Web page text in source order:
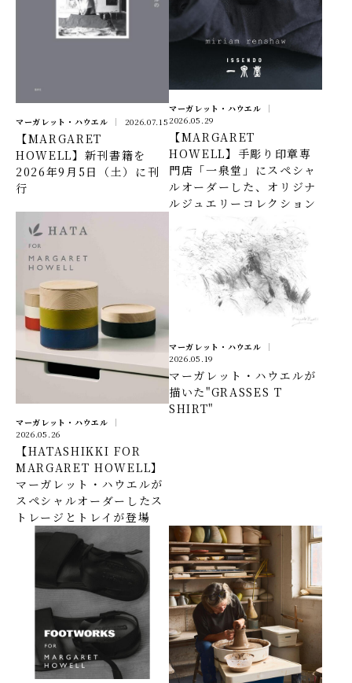
マーガレット・ハウエル 2026.07.15
【MARGARET
HOWELL】新刊書籍を
2026年9月5日（土）に刊
行
マーガレット・ハウエル
2026.05.29
【MARGARET
HOWELL】手彫り印章専
門店「一泉堂」にスペシャ
ルオーダーした、オリジナ
ルジュエリーコレクション
マーガレット・ハウエル
2026.05.26
【HATASHIKKI FOR
MARGARET HOWELL】
マーガレット・ハウエルが
スペシャルオーダーしたス
トレージとトレイが登場
マーガレット・ハウエル
2026.05.19
マーガレット・ハウエルが
描いた"GRASSES T
SHIRT"